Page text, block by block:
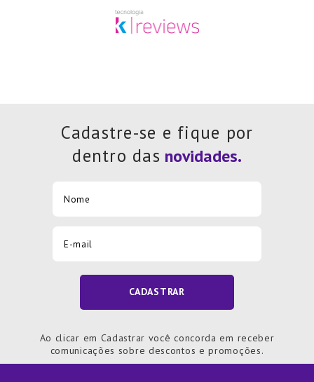
Cadastre-se e fique por
dentro das
CADASTRAR
Ao clicar em Cadastrar você concorda em receber
comunicações sobre descontos e promoções.